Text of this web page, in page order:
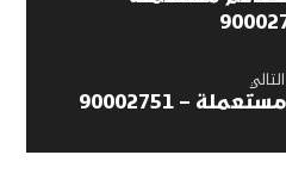
التالي
– 90002751